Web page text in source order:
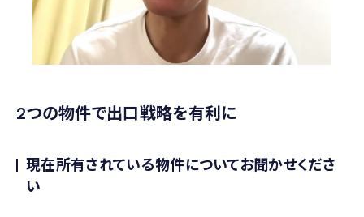
2つの物件で出口戦略を有利に
現在所有されている物件についてお聞かせくださ
い